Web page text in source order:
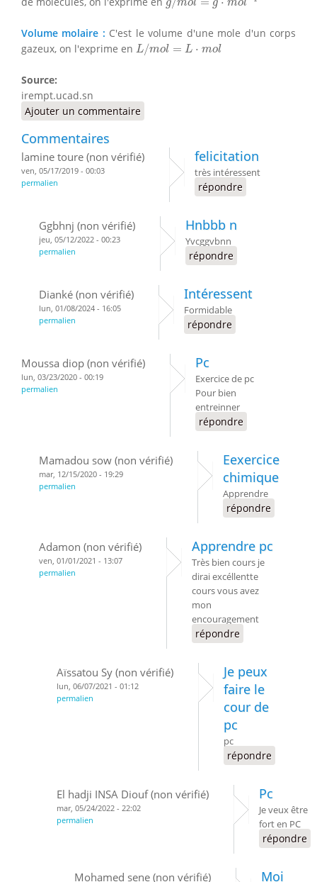
g mol g mol
Volume molaire : C'est le volume d'une mole d'un corps
gazeux, on l'exprime en L/mol = L ⋅ mol
L mol= m ol
Source:
irempt.ucad.sn
Ajouter un commentaire
Commentaires
lamine toure (non vérifié)
ven, 05/17/2019 - 00:03
permalien
felicitation
très intéressent
répondre
Ggbhnj (non vérifié)
jeu, 05/12/2022 - 00:23
permalien
Hnbbb n
Yvcggvbnn
répondre
Dianké (non vérifié)
lun, 01/08/2024 - 16:05
permalien
Intéressent
Formidable
répondre
Moussa diop (non vérifié)
lun, 03/23/2020 - 00:19
permalien
Pc
Exercice de pc
Pour bien
entreinner
répondre
Mamadou sow (non vérifié)
mar, 12/15/2020 - 19:29
permalien
Eexercice
chimique
Apprendre
répondre
Adamon (non vérifié)
ven, 01/01/2021 - 13:07
permalien
Apprendre pc
Très bien cours je
dirai excéllentte
cours vous avez
mon
encouragement
répondre
Aïssatou Sy (non vérifié)
lun, 06/07/2021 - 01:12
permalien
Je peux
faire le
cour de
pc
pc
répondre
El hadji INSA Diouf (non vérifié)
mar, 05/24/2022 - 22:02
permalien
Pc
Je veux être
fort en PC
répondre
Mohamed sene (non vérifié)
Moi